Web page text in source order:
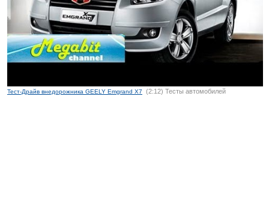
Тест-Драйв внедорожника GEELY Emgrand X7 (2:12) Тесты автомобилей